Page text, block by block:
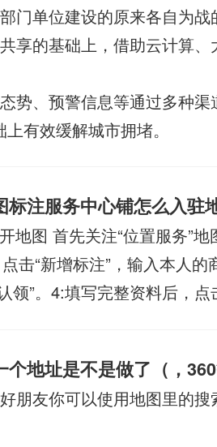
门单位建设的原来各自为战
享的基础上，借助云计算
势、预警信息等通过多种
有效缓解城市拥堵。
标注服务中心铺怎么入驻
地图 首先关注“位置服务”
击“新增标注”，输入本人
领”。4:填写完整资料后，点
个地址是不是做了（，
朋友你可以使用地图里的